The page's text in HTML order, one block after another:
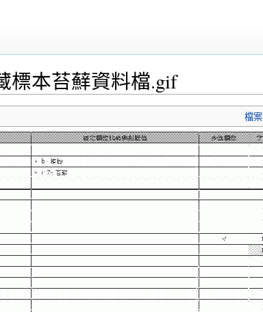
標本苔蘚資料檔.gif
檔案